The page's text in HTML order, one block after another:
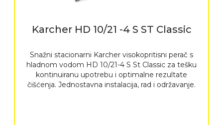
Karcher HD 10/21 -4 S ST Classic
Snažni stacionarni Karcher visokopritisni perač s
hladnom vodom HD 10/21-4 S St Classic za tešku
kontinuiranu upotrebu i optimalne rezultate
čišćenja. Jednostavna instalacija, rad i održavanje.